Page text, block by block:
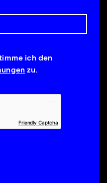
ich den
zu.
Friendly Captcha